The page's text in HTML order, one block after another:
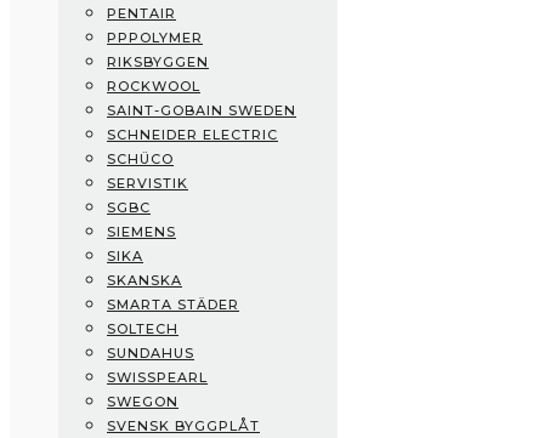
Panasonic
Pentair
PPPolymer
Riksbyggen
Rockwool
Saint-Gobain Sweden
Schneider Electric
Schüco
Servistik
SGBC
Siemens
Sika
Skanska
Smarta Städer
Soltech
SundaHus
Swisspearl
Swegon
PENTAIR
PPPOLYMER
RIKSBYGGEN
ROCKWOOL
SAINT-GOBAIN SWEDEN
SCHNEIDER ELECTRIC
SCHÜCO
SERVISTIK
SGBC
SIEMENS
SIKA
SKANSKA
SMARTA STÄDER
SOLTECH
SUNDAHUS
SWISSPEARL
SWEGON
SVENSK BYGGPLÅT